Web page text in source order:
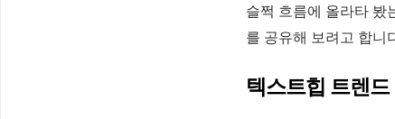
슬쩍 흐름에 올라타 봤
를 공유해 보려고 합니
텍스트힙 트렌드